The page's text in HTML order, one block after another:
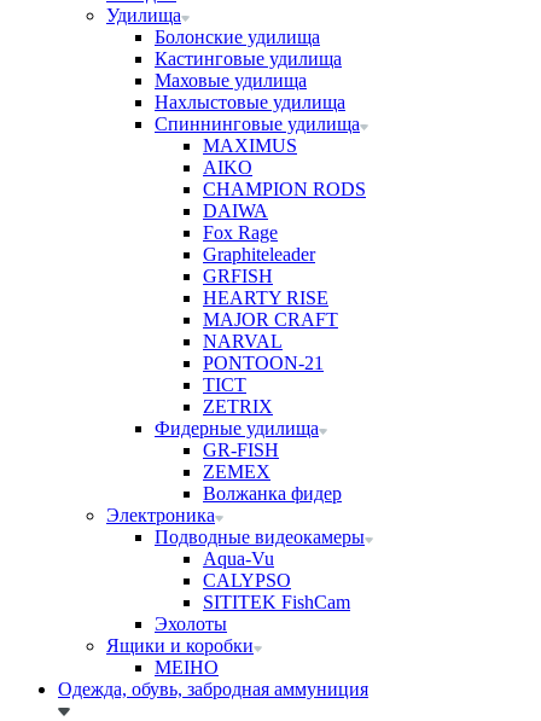
Удилища
Болонские удилища
Кастинговые удилища
Маховые удилища
Нахлыстовые удилища
Спиннинговые удилища
MAXIMUS
AIKO
CHAMPION RODS
DAIWA
Fox Rage
Graphiteleader
GRFISH
HEARTY RISE
MAJOR CRAFT
NARVAL
PONTOON-21
TICT
ZETRIX
Фидерные удилища
GR-FISH
ZEMEX
Волжанка фидер
Электроника
Подводные видеокамеры
Aqua-Vu
CALYPSO
SITITEK FishCam
Эхолоты
Ящики и коробки
MEIHO
Одежда, обувь, забродная аммуниция